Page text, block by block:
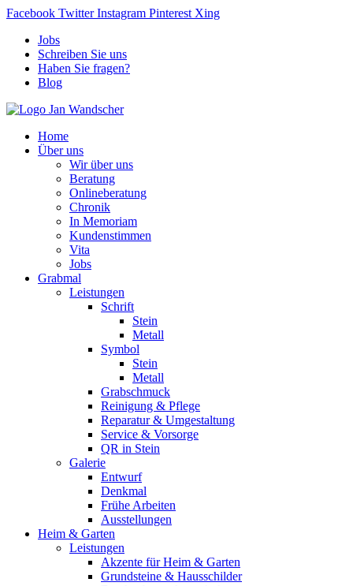
Facebook Twitter Instagram Pinterest Xing
Jobs
Schreiben Sie uns
Haben Sie fragen?
Blog
Home
Über uns
Wir über uns
Beratung
Onlineberatung
Chronik
In Memoriam
Kundenstimmen
Vita
Jobs
Grabmal
Leistungen
Schrift
Stein
Metall
Symbol
Stein
Metall
Grabschmuck
Reinigung & Pflege
Reparatur & Umgestaltung
Service & Vorsorge
QR in Stein
Galerie
Entwurf
Denkmal
Frühe Arbeiten
Ausstellungen
Heim & Garten
Leistungen
Akzente für Heim & Garten
Grundsteine & Hausschilder